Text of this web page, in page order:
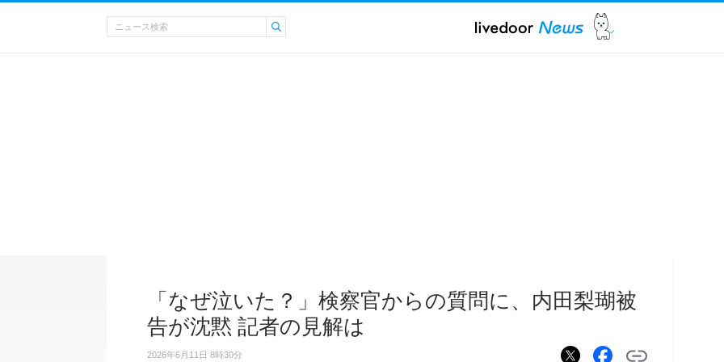
「なぜ泣いた？」検察官からの質問に、内田梨瑚被
告が沈黙 記者の見解は
2026年6月11日 8時30分